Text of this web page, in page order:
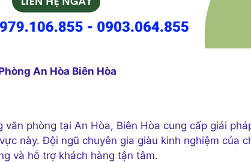
An Hòa Biên Hòa
văn phòng tại An Hòa, Biên Hòa cung cấp giải
này. Đội ngũ chuyên gia giàu kinh nghiệm của
và hỗ trợ khách hàng tận tâm.